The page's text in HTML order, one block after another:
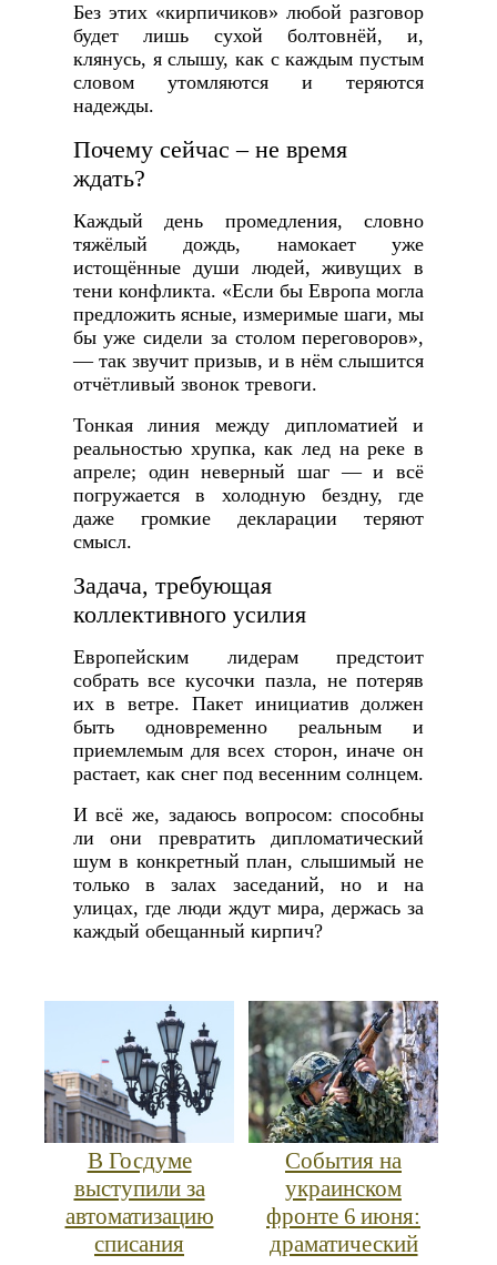
Без этих «кирпичиков» любой разговор
будет лишь сухой болтовнёй, и,
клянусь, я слышу, как с каждым пустым
словом утомляются и теряются
надежды.
Почему сейчас – не время
ждать?
Каждый день промедления, словно
тяжёлый дождь, намокает уже
истощённые души людей, живущих в
тени конфликта. «Если бы Европа могла
предложить ясные, измеримые шаги, мы
бы уже сидели за столом переговоров»,
— так звучит призыв, и в нём слышится
отчётливый звонок тревоги.
Тонкая линия между дипломатией и
реальностью хрупка, как лед на реке в
апреле; один неверный шаг — и всё
погружается в холодную бездну, где
даже громкие декларации теряют
смысл.
Задача, требующая
коллективного усилия
Европейским лидерам предстоит
собрать все кусочки пазла, не потеряв
их в ветре. Пакет инициатив должен
быть одновременно реальным и
приемлемым для всех сторон, иначе он
растает, как снег под весенним солнцем.
И всё же, задаюсь вопросом: способны
ли они превратить дипломатический
шум в конкретный план, слышимый не
только в залах заседаний, но и на
улицах, где люди ждут мира, держась за
каждый обещанный кирпич?
В Госдуме
выступили за
автоматизацию
списания
События на
украинском
фронте 6 июня:
драматический